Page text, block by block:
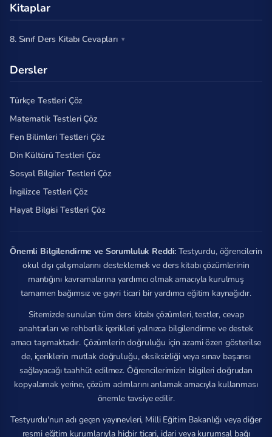
Kitaplar
8. Sınıf Ders Kitabı Cevapları
Dersler
Türkçe Testleri Çöz
Matematik Testleri Çöz
Fen Bilimleri Testleri Çöz
Din Kültürü Testleri Çöz
Sosyal Bilgiler Testleri Çöz
İngilizce Testleri Çöz
Hayat Bilgisi Testleri Çöz
Önemli Bilgilendirme ve Sorumluluk Reddi: Testyurdu, öğrencilerin
okul dışı çalışmalarını desteklemek ve ders kitabı çözümlerinin
mantığını kavramalarına yardımcı olmak amacıyla kurulmuş
tamamen bağımsız ve gayri ticari bir yardımcı eğitim kaynağıdır.
Sitemizde sunulan tüm ders kitabı çözümleri, testler, cevap
anahtarları ve rehberlik içerikleri yalnızca bilgilendirme ve destek
amacı taşımaktadır. Çözümlerin doğruluğu için azami özen gösterilse
de, içeriklerin mutlak doğruluğu, eksiksizliği veya sınav başarısı
sağlayacağı taahhüt edilmez. Öğrencilerimizin bilgileri doğrudan
kopyalamak yerine, çözüm adımlarını anlamak amacıyla kullanması
önemle tavsiye edilir.
Testyurdu'nun adı geçen yayınevleri, Milli Eğitim Bakanlığı veya diğer
resmi eğitim kurumlarıyla hiçbir ticari, idari veya kurumsal bağı